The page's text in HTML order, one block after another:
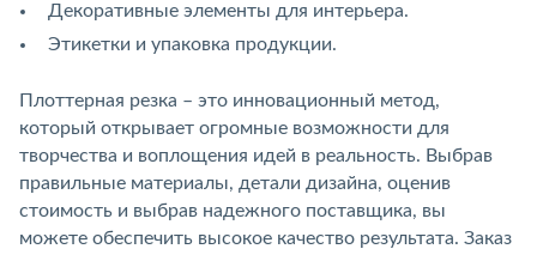
Декоративные элементы для интерьера.
Этикетки и упаковка продукции.
Плоттерная резка – это инновационный метод,
который открывает огромные возможности для
творчества и воплощения идей в реальность. Выбрав
правильные материалы, детали дизайна, оценив
стоимость и выбрав надежного поставщика, вы
можете обеспечить высокое качество результата. Заказ